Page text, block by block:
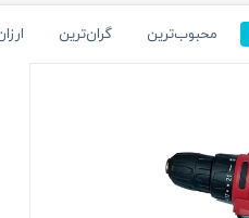
محبوب‌ترین گران‌ترین